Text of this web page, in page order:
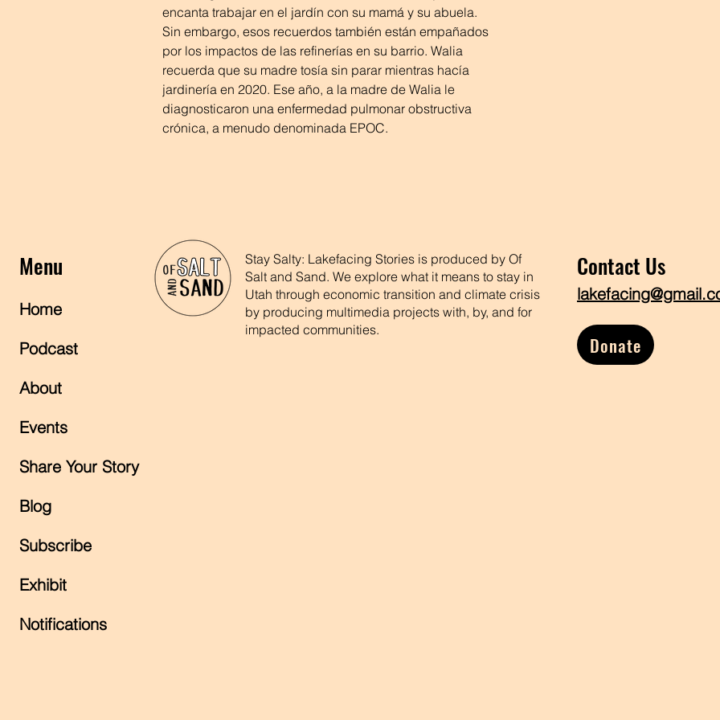
encanta trabajar en el jardín con su mamá y su abuela.
Sin embargo, esos recuerdos también están empañados
por los impactos de las refinerías en su barrio. Walia
recuerda que su madre tosía sin parar mientras hacía
jardinería en 2020. Ese año, a la madre de Walia le
diagnosticaron una enfermedad pulmonar obstructiva
crónica, a menudo denominada EPOC.
Menu
Home
Podcast
About
Events
Share Your Story
Blog
Subscribe
Exhibit
Notifications
Stay Salty: Lakefacing Stories is produced by Of
Salt and Sand. We explore what it means to stay in
Utah through economic transition and climate crisis
by producing multimedia projects with, by, and for
impacted communities.
Contact Us
Donate